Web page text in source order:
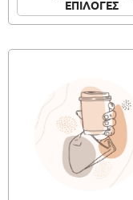
ΕΠΙΛΟΓΕΣ